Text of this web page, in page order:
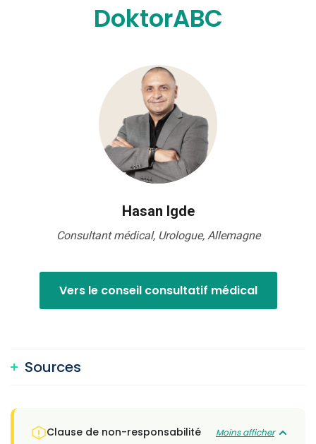
DoktorABC
Hasan Igde
Consultant médical, Urologue, Allemagne
Vers le conseil consultatif médical
Sources
Clause de non-responsabilité Moins afficher